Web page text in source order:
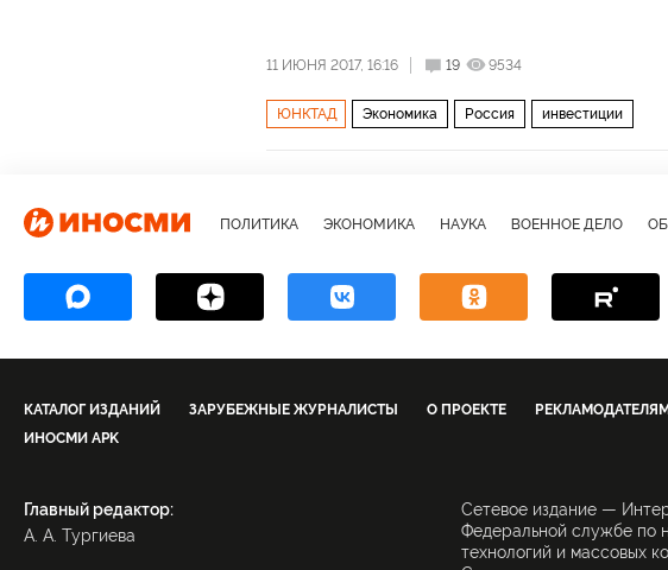
11 ИЮНЯ 2017, 16:16 19 9534
ЮНКТАД Экономика Россия инвестиции
ПОЛИТИКА ЭКОНОМИКА НАУКА ВОЕННОЕ ДЕЛО
КАТАЛОГ ИЗДАНИЙ ЗАРУБЕЖНЫЕ ЖУРНАЛИСТЫ О ПРОЕКТЕ
ИНОСМИ APK
Главный редактор:
А. А. Тургиева
Сетевое издание —
Федеральной службе по
технологий и массовых